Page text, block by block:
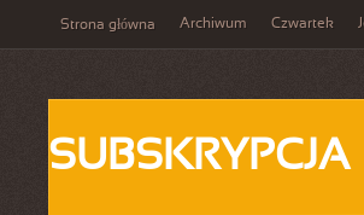
Strona główna Archiwum Czwartek
SUBSKRYPCJA